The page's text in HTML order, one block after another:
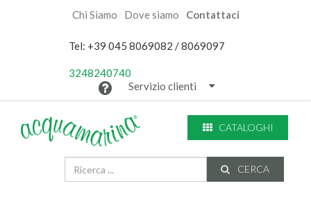
Chi Siamo Dove siamo Contattaci
Tel: +39 045 8069082 / 8069097
3248240740
Servizio clienti
CATALOGHI
CERCA